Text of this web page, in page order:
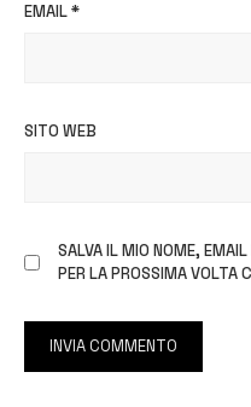
EMAIL*
SITO WEB
SALVA IL MIO NOME,
PER LA PROSSIMA VOLTA